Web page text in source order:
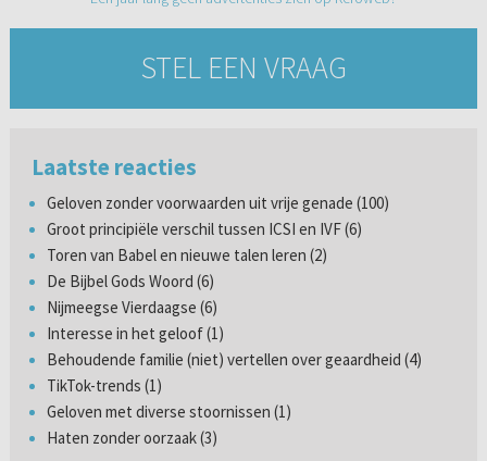
STEL EEN VRAAG
Laatste reacties
Geloven zonder voorwaarden uit vrije genade (100)
Groot principiële verschil tussen ICSI en IVF (6)
Toren van Babel en nieuwe talen leren (2)
De Bijbel Gods Woord (6)
Nijmeegse Vierdaagse (6)
Interesse in het geloof (1)
Behoudende familie (niet) vertellen over geaardheid (4)
TikTok-trends (1)
Geloven met diverse stoornissen (1)
Haten zonder oorzaak (3)